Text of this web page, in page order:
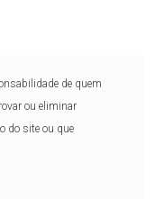
de quem
ou eliminar
do site ou que